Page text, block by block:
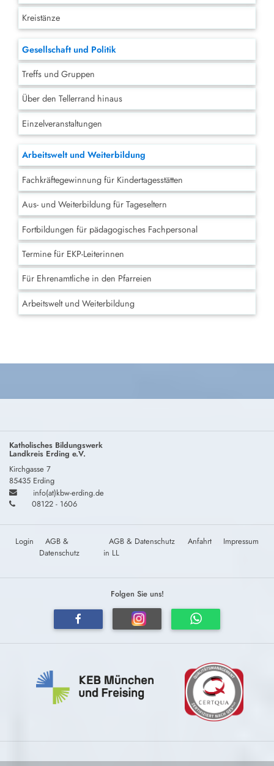
Kreistänze
Gesellschaft und Politik
Treffs und Gruppen
Über den Tellerrand hinaus
Einzelveranstaltungen
Arbeitswelt und Weiterbildung
Fachkräftegewinnung für Kindertagesstätten
Aus- und Weiterbildung für Tageseltern
Fortbildungen für pädagogisches Fachpersonal
Termine für EKP-Leiterinnen
Für Ehrenamtliche in den Pfarreien
Arbeitswelt und Weiterbildung
Katholisches Bildungswerk
Landkreis Erding e.V.
Kirchgasse 7
85435 Erding
info(at)kbw-erding.de
08122 - 1606
Login
AGB &
Datenschutz
AGB & Datenschutz
in LL
Anfahrt Impressum
Folgen Sie uns!